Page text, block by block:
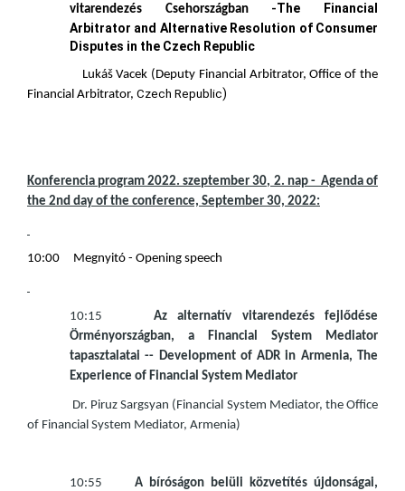
vitarendezés Csehországban-The Financial
Arbitrator and Alternative Resolution of Consumer
Disputes in the Czech Republic
Lukáš Vacek (Deputy Financial Arbitrator, Office of the
Financial Arbitrator, Czech Republic)
Konferencia program 2022. szeptember 30, 2. nap - Agenda of
the 2nd day of the conference, September 30, 2022:
10:00 Megnyitó - Opening speech
10:15 Az alternatív vitarendezés fejlődése
Örményországban, a Financial System Mediator
tapasztalatai -- Development of ADR in Armenia, The
Experience of Financial System Mediator
Dr. Piruz Sargsyan (Financial System Mediator, the Office
of Financial System Mediator, Armenia)
10:55 A bíróságon belüli közvetítés újdonságai,